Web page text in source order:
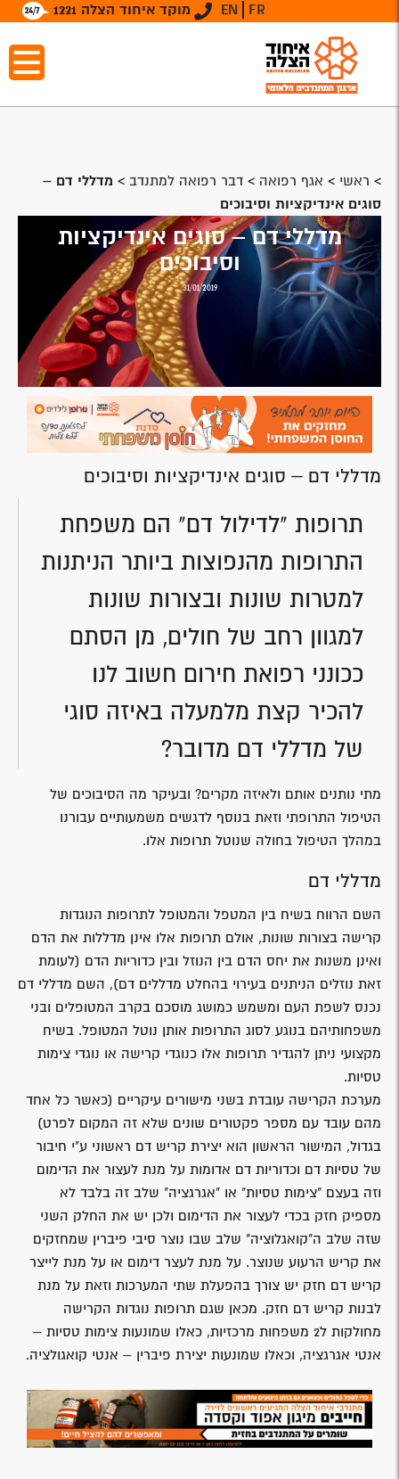
מוקד איחוד הצלה 1221 EN FR
> ראשי > אגף רפואה > דבר רפואה למתנדב > מדללי דם –
סוגים אינדיקציות וסיבוכים
מדללי דם – סוגים אינדיקציות
וסיבוכים
31/01/2019
מדללי דם – סוגים אינדיקציות וסיבוכים
תרופות "לדילול דם" הם משפחת
התרופות מהנפוצות ביותר הניתנות
למטרות שונות ובצורות שונות
למגוון רחב של חולים, מן הסתם
ככונני רפואת חירום חשוב לנו
להכיר קצת מלמעלה באיזה סוגי
של מדללי דם מדובר?
מתי נותנים אותם ולאיזה מקרים? ובעיקר מה הסיבוכים של
הטיפול התרופתי וזאת בנוסף לדגשים משמעותיים עבורנו
במהלך הטיפול בחולה שנוטל תרופות אלו.
מדללי דם
השם הרווח בשיח בין המטפל והמטופל לתרופות הנוגדות
קרישה בצורות שונות, אולם תרופות אלו אינן מדללות את הדם
ואינן משנות את יחס הדם בין הנוזל ובין כדוריות הדם (לעומת
זאת נוזלים הניתנים בעירוי בהחלט מדללים דם), השם מדללי דם
נכנס לשפת העם ומשמש כמושג מוסכם בקרב המטופלים ובני
משפחותיהם בנוגע לסוג התרופות אותן נוטל המטופל. בשיח
מקצועי ניתן להגדיר תרופות אלו כנוגדי קרישה או נוגדי צימות
טסיות.
מערכת הקרישה עובדת בשני מישורים עיקריים (כאשר כל אחד
מהם עובד עם מספר פקטורים שונים שלא זה המקום לפרט)
בגדול, המישור הראשון הוא יצירת קריש דם ראשוני ע"י חיבור
של טסיות דם וכדוריות דם אדומות על מנת לעצור את הדימום
וזה בעצם "צימות טסיות" או "אגרגציה" שלב זה בלבד לא
מספיק חזק בכדי לעצור את הדימום ולכן יש את החלק השני
שזה שלב ה"קואגלוציה" שלב שבו נוצר סיבי פיברין שמחזקים
את קריש הרעוע שנוצר. על מנת לעצר דימום או על מנת לייצר
קריש דם חזק יש צורך בהפעלת שתי המערכות וזאת על מנת
לבנות קריש דם חזק. מכאן שגם תרופות נוגדות הקרישה
מחולקות ל2 משפחות מרכזיות, כאלו שמונעות צימות טסיות –
אנטי אגרגציה, וכאלו שמונעות יצירת פיברין – אנטי קואגולציה.